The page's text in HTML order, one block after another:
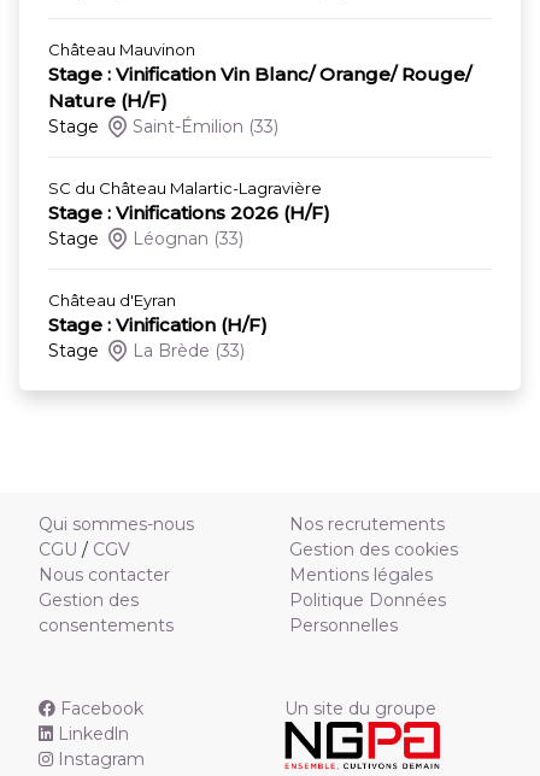
Château Mauvinon
Stage : Vinification Vin Blanc/ Orange/ Rouge/
Nature (H/F)
Stage Saint-Émilion (33)
SC du Château Malartic-Lagravière
Stage : Vinifications 2026 (H/F)
Stage Léognan (33)
Château d'Eyran
Stage : Vinification (H/F)
Stage La Brède (33)
Qui sommes-nous
CGU / CGV
Nous contacter
Gestion des
consentements
Nos recrutements
Gestion des cookies
Mentions légales
Politique Données
Personnelles
Facebook
Linkedln
Instagram
Un site du groupe